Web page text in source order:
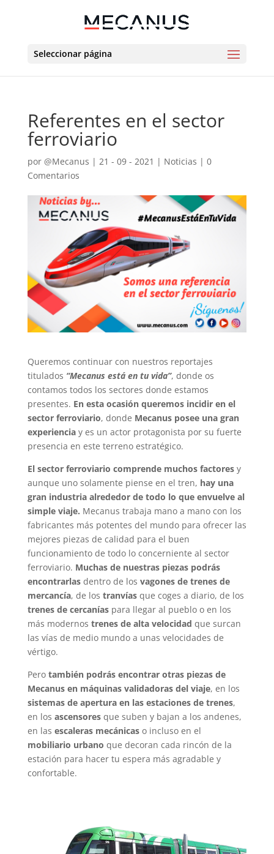
Seleccionar página
Referentes en el sector
ferroviario
por @Mecanus | 21 - 09 - 2021 | Noticias | 0
Comentarios
Queremos continuar con nuestros reportajes
titulados “Mecanus está en tu vida”, donde os
contamos todos los sectores donde estamos
presentes. En esta ocasión queremos incidir en el
sector ferroviario, donde Mecanus posee una gran
experienciay es un actor protagonista por su fuerte
presencia en este terreno estratégico.
El sector ferroviario comprende muchos factoresy
aunque uno solamente piense en el tren, hay una
gran industria alrededor de todo lo que envuelve al
simple viaje. Mecanus trabaja mano a mano con los
fabricantes más potentes del mundo para ofrecer las
mejores piezas de calidad para el buen
funcionamiento de todo lo concerniente al sector
ferroviario. Muchas de nuestras piezas podrás
encontrarlasdentro de los vagones de trenes de
mercancía, de los tranvíasque coges a diario, de los
trenes de cercaníaspara llegar al pueblo o en los
más modernos trenes de alta velocidad que surcan
las vías de medio mundo a unas velocidades de
vértigo.
Pero también podrás encontrar otras piezas de
Mecanus en máquinas validadoras del viaje, en los
sistemas de apertura en las estaciones de trenes,
en los ascensoresque suben y bajan a los andenes,
en las escaleras mecánicaso incluso en el
mobiliario urbano que decoran cada rincón de la
estación para hacer tu espera más agradable y
confortable.